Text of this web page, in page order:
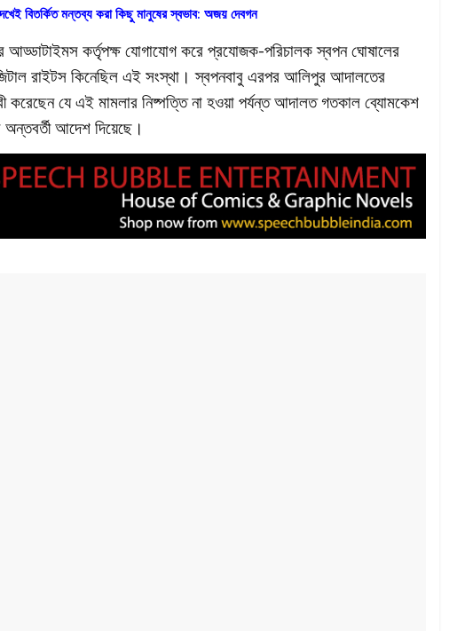
বিতর্কিত মন্তব্য করা কিছু মানুষের স্বভাব: অজয় দেবগন
আড্ডাটাইমস কর্তৃপক্ষ যোগাযোগ করে প্রযোজক-পরিচালক স্বপন ঘোষালের
রাইটস কিনেছিল এই সংস্থা। স্বপনবাবু এরপর আলিপুর আদালতের
করেছেন যে এই মামলার নিষ্পত্তি না হওয়া পর্যন্ত আদালত গতকাল ব্যোমকেশ
আদেশ দিয়েছে।